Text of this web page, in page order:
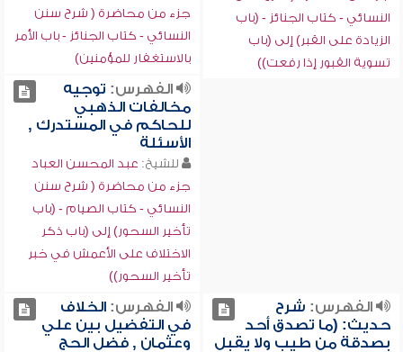
النسائي - كتاب الجنائز - (باب
الزيادة على القبر) إلى (باب
تسوية القبور إذا رفعت))
جزء من محاضرة ( شرح سنن
النسائي - كتاب الجنائز - باب الأمر
بالاستغفار للمؤمنين)
الفهرس: توجيه
مخالفات الذهبي
للحاكم في المستدرك ,
الأسئلة
للشيخ: عبد المحسن العباد
جزء من محاضرة ( شرح سنن
النسائي - كتاب الصيام - (باب
تأخير السحور) إلى (باب ذكر
الاختلاف على الأعمش في خبر
تأخير السحور))
الفهرس: شرح
حديث: (ما تصدق أحد
بصدقة من طيب ولا يقبل
الفهرس:الخلاف
في التفضيل بين علي
وعثمان , فضل الحج